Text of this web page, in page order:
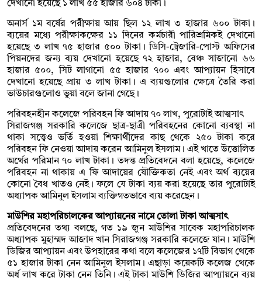
দেখানো হয়েছে ১ লাখ ৫৫ হাজার ৬০৪ টাকা।
অনার্স ১ম বর্ষের পরীক্ষায় আয় ছিল ১২ লাখ ৩ হাজার ৬০০ টাকা।
ব্যয়ের মধ্যে পরীক্ষাকক্ষের ১১ দিনের কর্মচারী পারিশ্রমিকই দেখানো
হয়েছে ৩ লাখ ৭৫ হাজার ৫০০ টাকা। ডিসি-ট্রেজারি-পোস্ট অফিসের
পিয়নদের জন্য ব্যয় দেখানো হয়েছে ৭২ হাজার, বেঞ্চ সাজানো ৬৬
হাজার ৫০০, সিট লাগানো ৫৫ হাজার ৭০০ এবং আপ্যায়ন হিসাবে
দেখানো হয়েছে প্রায় ৩ লাখ টাকা। এ ব্যয়গুলোর ক্ষেত্রে তৈরি করা
ভাউচারগুলোও ভুয়া বলে জানা গেছে।
পরিবহনহীন কলেজে পরিবহন ফি আদায় ৭০ লাখ, পুরোটাই আত্মসাৎ
সিরাজগঞ্জ সরকারি কলেজে ছাত্র-ছাত্রী পরিবহনের কোনো ব্যবস্থা না
থাকা সত্ত্বেও ভর্তি হওয়া শিক্ষার্থীদের কাছ থেকে ২৫০ টাকা করে
পরিবহন ফি নেওয়া আদায় করেন আমিনুল ইসলাম। এই খাতে উত্তোলিত
অর্থের পরিমান ৭০ লাখ টাকা। তদন্ত প্রতিবেদনে বলা হয়েছে, কলেজে
পরিবহন না থাকায় এ ফি আদায়ের যৌক্তিকতা নেই এবং অর্থ ব্যয়ের
কোনো বৈধ খাতও নেই। ফলে যে টাকা ব্যয় করা হয়েছে তার পুরোটাই
অধ্যাপক আমিনুল ইসলাম ব্যক্তিগতভাবে ব্যয় করেছেন।
মাউশির মহাপরিচালকের আপ্যায়নের নামে তোলা টাকা আত্মসাৎ
প্রতিবেদনের তথ্য বলছে, গত ১৯ জুন মাউশির সাবেক মহাপরিচালক
অধ্যাপক মুহাম্মদ আজাদ খান সিরাজগঞ্জ সরকারি কলেজে যান। মাউশি
ডিজির আপ্যায়ন এবং উপহারের কথা বলে কলেজের ১৭টি বিভাগ থেকে
৫১ হাজার টাকা নেন আমিনুল ইসলাম। এছাড়া কয়েকটি কলেজ থেকে
অর্ধ লাখ করে টাকা নেন তিনি। এই টাকা মাউশি ডিজির আপ্যায়নে ব্যয়